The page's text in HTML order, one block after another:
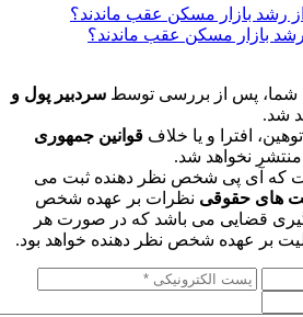
بازار مسکن عقب ماندند؟
شما، پس از بررسی توسط سردبیر پول و
شد.
افترا و یا خلاف قوانین جمهوری
منتشر نخواهد شد.
که آی پی شخص نظر دهنده ثبت می
های حقوقی نظرات بر عهده شخص
قضایی می باشد که در صورت هر
بر عهده شخص نظر دهنده خواهد بود.